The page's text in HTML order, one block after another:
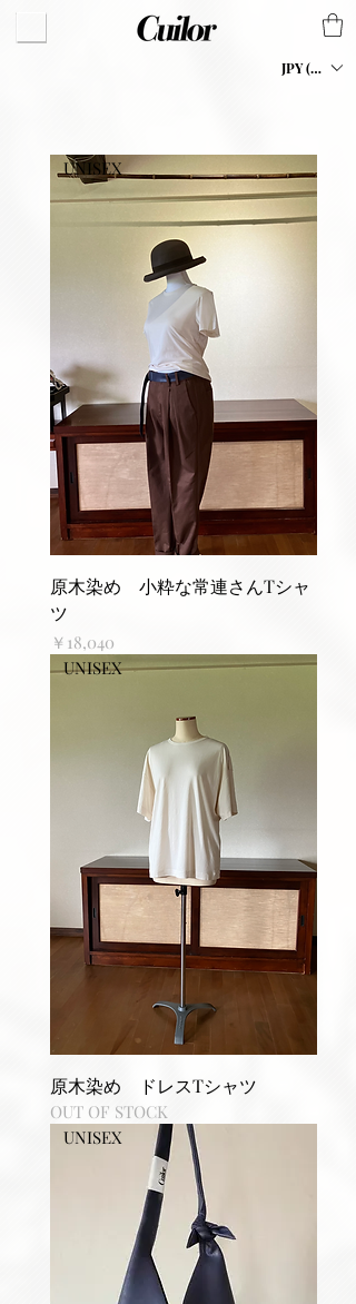
JPY (¥)
UNISEX
原木染め 小粋な常連さんTシャ
ツ
価格
￥18,040
UNISEX
原木染め ドレスTシャツ
OUT OF STOCK
UNISEX